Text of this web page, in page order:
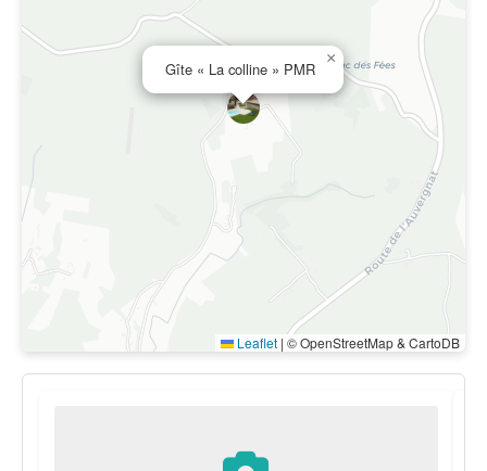
Gîte « La colline » PMR
×
Leaflet | © OpenStreetMap & CartoDB